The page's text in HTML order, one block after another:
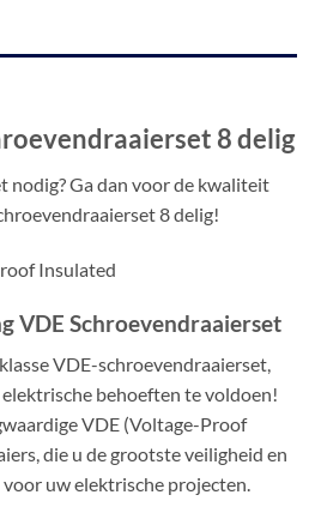
8 delig
nodig? Ga dan voor de kwaliteit
8 delig!
Insulated
VDE Schroevendraaierset
VDE-schroevendraaierset,
behoeften te voldoen!
VDE (Voltage-Proof
die u de grootste veiligheid en
uw elektrische projecten.